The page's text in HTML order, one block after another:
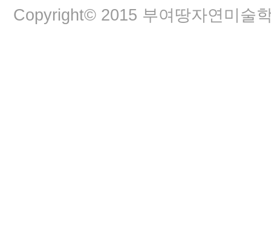
Copyright© 2015 부여땅자연미술